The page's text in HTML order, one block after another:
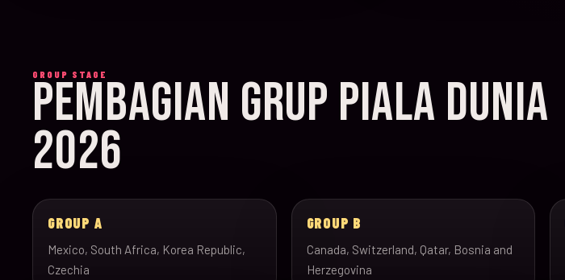
GROUP STAGE
PEMBAGIAN GRUP PIALA DUNIA
2026
GROUP A
Mexico, South Africa, Korea Republic,
Czechia
GROUP B
Canada, Switzerland, Qatar, Bosnia and
Herzegovina